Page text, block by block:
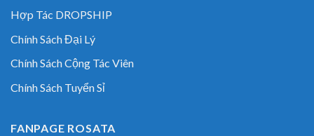
Hợp Tác DROPSHIP
Chính Sách Đại Lý
Chính Sách Cộng Tác Viên
Chính Sách Tuyển Sỉ
FANPAGE ROSATA